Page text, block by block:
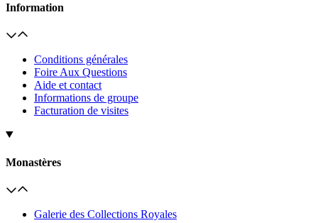
Information
Conditions générales
Foire Aux Questions
Aide et contact
Informations de groupe
Facturation de visites
Monastères
Galerie des Collections Royales